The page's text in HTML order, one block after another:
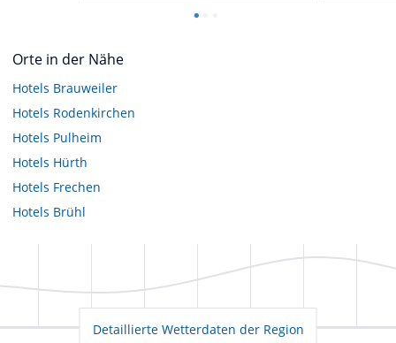
Orte in der Nähe
Hotels Brauweiler
Hotels Rodenkirchen
Hotels Pulheim
Hotels Hürth
Hotels Frechen
Hotels Brühl
Detaillierte Wetterdaten der Region